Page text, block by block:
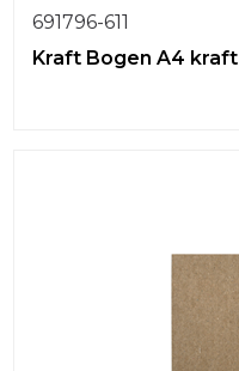
691796-611
Kraft Bogen A4 kraft